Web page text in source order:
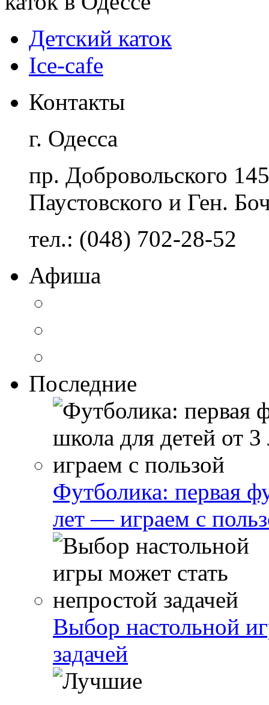
Детский каток
Ice-cafe
Контакты
г. Одесса
пр. Добровольского
Паустовского и Ген.
тел.: (048) 702-28-52
Афиша
Последние
Футболика: первая
лет — играем с
Выбор настольной
задачей